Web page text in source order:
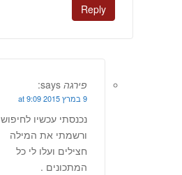
Reply
פירגה says:
9 במרץ 2015 at 9:09
נכנסתי עכשיו לחיפוש
ורשמתי את המילה
חצילים ועלו לי כל
המתכונים .